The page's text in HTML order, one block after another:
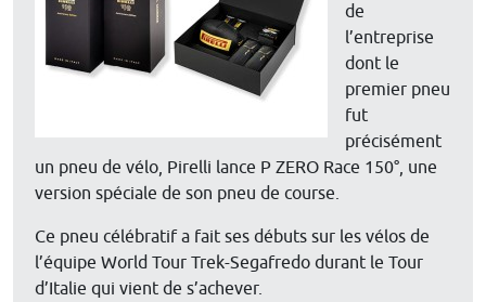
de
l’entreprise
dont le
premier pneu
fut
précisément
un pneu de vélo, Pirelli lance P ZERO Race 150°, une
version spéciale de son pneu de course.
Ce pneu célébratif a fait ses débuts sur les vélos de
l’équipe World Tour Trek-Segafredo durant le Tour
d’Italie qui vient de s’achever.